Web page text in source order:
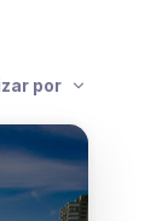
por